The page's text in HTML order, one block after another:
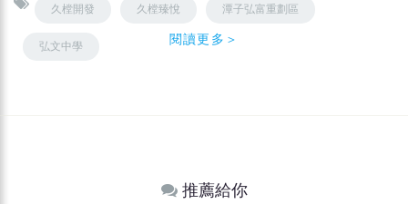
久樘開發 久樘臻悅 潭子弘富重劃區
弘文中學 閱讀更多＞
推薦給你